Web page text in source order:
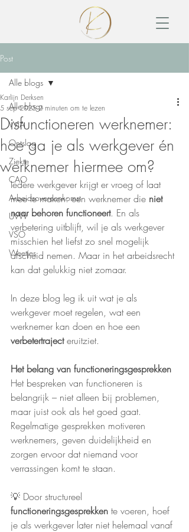
Post
Alle blogs
WIA
Ontslag
Ziekte
CAO
Arbeidsovereenkomst
UWV
VSO
Weetjes
Alle blogs
Disfunctioneren werknemer:
hoe ga je als werkgever én
werknemer hiermee om?
Karlijn Derksen
5 sep 2025 2 minuten om te lezen
Iedere werkgever krijgt er vroeg of laat
mee te maken: een werknemer die niet
naar behoren functioneert. En als
verbetering uitblijft, wil je als werkgever
misschien het liefst zo snel mogelijk
afscheid nemen. Maar in het arbeidsrecht
kan dat gelukkig niet zomaar.
In deze blog leg ik uit wat je als
werkgever moet regelen, wat een
werknemer kan doen en hoe een
verbetertraject eruitziet.
Het belang van functioneringsgesprekken
Het bespreken van functioneren is
belangrijk – niet alleen bij problemen,
maar juist ook als het goed gaat.
Regelmatige gesprekken motiveren
werknemers, geven duidelijkheid en
zorgen ervoor dat niemand voor
verrassingen komt te staan.
💡 Door structureel
functioneringsgesprekken te voeren, hoef
je als werkgever later niet helemaal vanaf